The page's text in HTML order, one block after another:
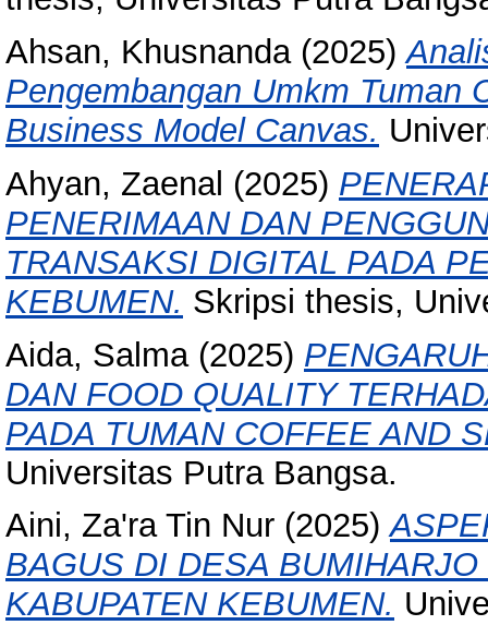
Ahsan, Khusnanda(2025)
Pengembangan Umkm Tuman
Business Model Canvas.
Ahyan, Zaenal (2025)
PENERIMAAN DAN
TRANSAKSI DIGITAL PADA
KEBUMEN. Skripsi thesis,
Aida, Salma(2025)
DAN FOOD QUALITY
PADA TUMAN COFFEE AND
Universitas Putra Bangsa.
Aini, Za'ra Tin Nur (2025)
BAGUS DI DESA
KABUPATEN KEBUMEN.